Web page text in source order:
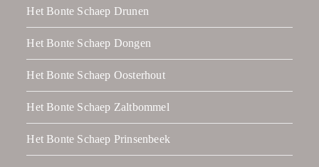
Het Bonte Schaep Drunen
Het Bonte Schaep Dongen
Het Bonte Schaep Oosterhout
Het Bonte Schaep Zaltbommel
Het Bonte Schaep Prinsenbeek